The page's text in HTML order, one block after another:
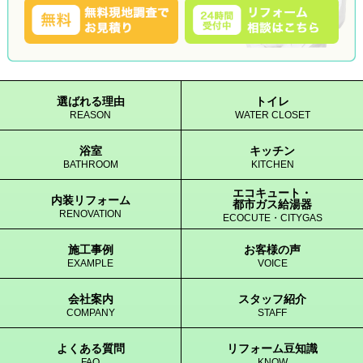
選ばれる理由
REASON
トイレ
WATER CLOSET
浴室
BATHROOM
キッチン
KITCHEN
内装リフォーム
RENOVATION
エコキュート・
都市ガス給湯器
ECOCUTE・CITYGAS
施工事例
EXAMPLE
お客様の声
VOICE
会社案内
COMPANY
スタッフ紹介
STAFF
よくある質問 リフォーム豆知識